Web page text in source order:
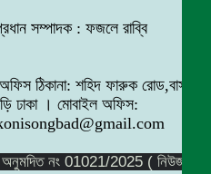
সম্পাদক : ফজলে রাব্বি
ঠিকানা: শহিদ ফারুক রোড,বাসা
ঢাকা । মোবাইল অফিস:
অনুমদিত নং 01021/2025 ( নিউজ